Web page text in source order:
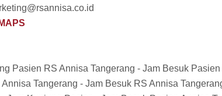
Pasien RS Annisa Tangerang - Jam Besuk
Tangerang - Jam Besuk RS Annisa